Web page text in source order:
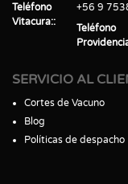
Teléfono
Vitacura:
+56 9
Teléfono
SERVICIO AL
Cortes de Vacuno
Blog
Políticas de despacho